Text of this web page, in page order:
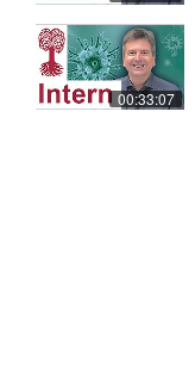
00:33:07